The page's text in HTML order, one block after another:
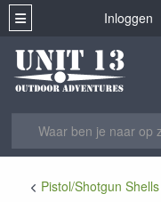
Inloggen
Pistol/Shotgun Shells